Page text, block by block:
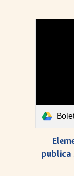
Boletin #18.
publica